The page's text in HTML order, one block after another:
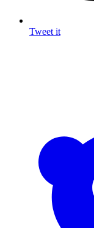
Tweet it